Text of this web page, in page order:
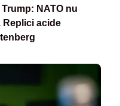
NATO nu
Replici acide